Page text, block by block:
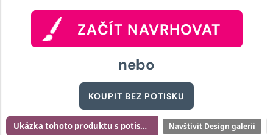
ZAČÍT NAVRHOVAT
nebo
KOUPIT BEZ POTISKU
Ukázka tohoto produktu s potiskem Navštívit Design galerii